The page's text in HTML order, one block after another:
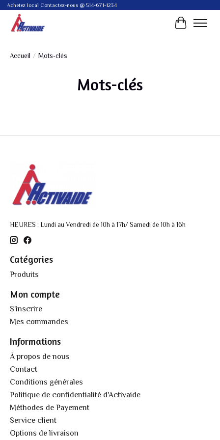
Achetez local Contactez-nous @ 514-671-1234
Panier
Accueil / Mots-clés
Mots-clés
HEURES : Lundi au Vendredi de 10h à 17h/ Samedi de 10h à 16h
Catégories
Produits
Mon compte
S'inscrire
Mes commandes
Informations
À propos de nous
Contact
Conditions générales
Politique de confidentialité d'Activaide
Méthodes de Payement
Service client
Options de livraison